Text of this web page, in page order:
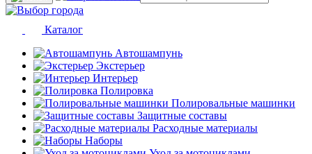
Каталог
Автошампунь
Экстерьер
Интерьер
Полировка
Полировальные машинки
Защитные составы
Расходные материалы
Наборы